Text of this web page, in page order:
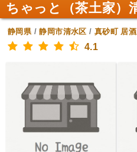
ちゃっと（茶土家）
静岡県/静岡市清水区 / 真砂町 居
4.1